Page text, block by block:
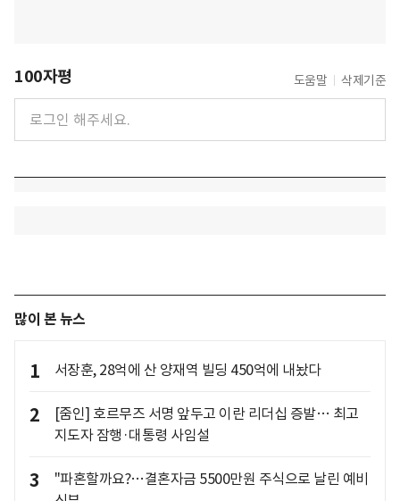
100자평 도움말 삭제기준
많이 본 뉴스
1 서장훈, 28억에 산 양재역 빌딩 450억에 내놨다
2
[줌인] 호르무즈 서명 앞두고 이란 리더십 증발… 최고
지도자 잠행·대통령 사임설
3
"파혼할까요?…결혼자금 5500만원 주식으로 날린 예비